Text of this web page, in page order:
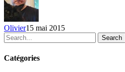
Olivier15 mai 2015
Search
Catégories